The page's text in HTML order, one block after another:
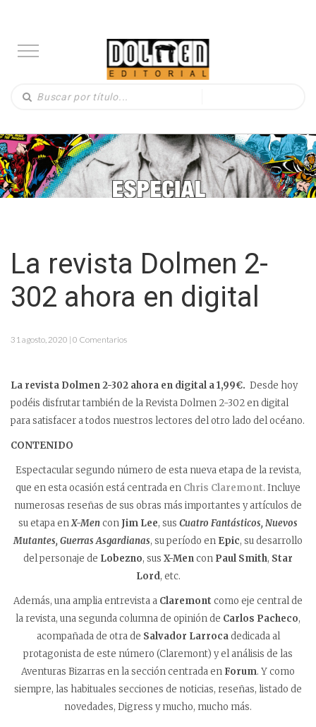
La revista Dolmen 2-
302 ahora en digital
31 agosto, 2020 | 0 Comentarios
La revista Dolmen 2-302 ahora en digital a 1,99€. Desde hoy
podéis disfrutar también de la Revista Dolmen 2-302 en digital
para satisfacer a todos nuestros lectores del otro lado del océano.
CONTENIDO
Espectacular segundo número de esta nueva etapa de la revista,
que en esta ocasión está centrada en Chris Claremont. Incluye
numerosas reseñas de sus obras más importantes y artículos de
su etapa enX-Mencon Jim Lee, sus Cuatro Fantásticos, Nuevos
Mutantes, Guerras Asgardianas, su período en Epic, su desarrollo
del personaje de Lobezno, sus X-Mencon Paul Smith, Star
Lord, etc.
Además, una amplia entrevista a Claremont como eje central de
la revista, una segunda columna de opinión de Carlos Pacheco,
acompañada de otra de Salvador Larrocadedicada al
protagonista de este número (Claremont) y el análisis de las
Aventuras Bizarras en la sección centrada en Forum. Y como
siempre, las habituales secciones de noticias, reseñas, listado de
novedades, Digress y mucho, mucho más.